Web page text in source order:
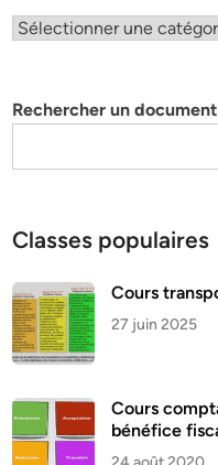
Classification
Rechercher un document
Classes populaires
Cours
27 juin 2025
Cours
bénéfice